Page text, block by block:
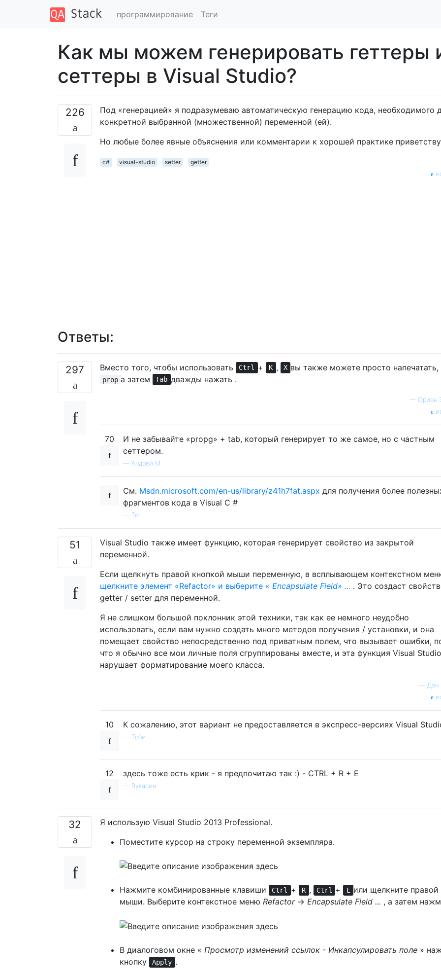
программирование Теги
Как мы можем генерировать геттеры
сеттеры в Visual Studio?
226
Под «генерацией» я подразумеваю автоматическую генерацию кода, необходимого
конкретной выбранной (множественной) переменной (ей).
Но любые более явные объяснения или комментарии к хорошей практике
c# visual-studio setter getter
Ответы:
297 Вместо того, чтобы использовать Ctrl + K , X вы также можете просто напечатать,
prop а затем Tab дважды нажать .
— Орион
70
И не забывайте «propg» + tab, который генерирует то же самое, но с частным
сеттером.
— Андрей М
См. Msdn.microsoft.com/en-us/library/z41h7fat.aspx для получения более
фрагментов кода в Visual C #
— Тит
51
Visual Studio также имеет функцию, которая генерирует свойство из закрытой
переменной.
Если щелкнуть правой кнопкой мыши переменную, в всплывающем контекстном
щелкните элемент «Refactor» и выберите « Encapsulate Field» ... . Это создаст
getter / setter для переменной.
Я не слишком большой поклонник этой техники, так как ее немного неудобно
использовать, если вам нужно создать много методов получения / установки, и она
помещает свойство непосредственно под приватным полем, что вызывает ошибки,
что я обычно все мои личные поля сгруппированы вместе, и эта функция Visual Studio
нарушает форматирование моего класса.
— Дэн
10 К сожалению, этот вариант не предоставляется в экспресс-версиях Visual
— Тоби
12 здесь тоже есть крик - я предпочитаю так :) - CTRL + R + E
— Вукасин
32
Я использую Visual Studio 2013 Professional.
Поместите курсор на строку переменной экземпляра.
Нажмите комбинированные клавиши Ctrl + R , Ctrl + E или щелкните правой
мыши. Выберите контекстное меню Refactor→ Encapsulate Field ... , а затем
В диалоговом окне « Просмотр изменений ссылок - Инкапсулировать поле »
кнопку
Apply .